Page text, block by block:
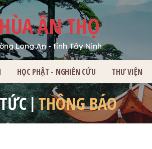
ÂN THỌ
Long An - tỉnh Tây Ninh
HỌC PHẬT - NGHIÊN CỨU THƯ VIỆN
THÔNG BÁO